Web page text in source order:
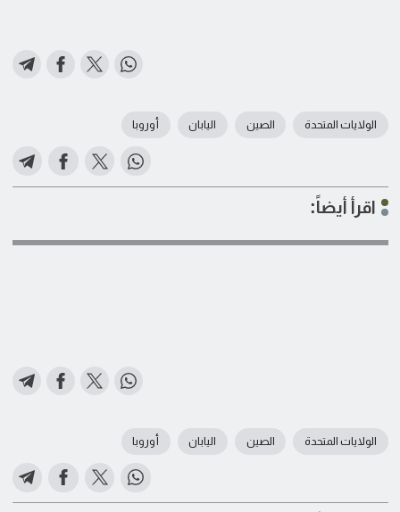
الولايات المتحدة الصين اليابان أوروبا
اقرأ أيضاً:
الولايات المتحدة الصين اليابان أوروبا